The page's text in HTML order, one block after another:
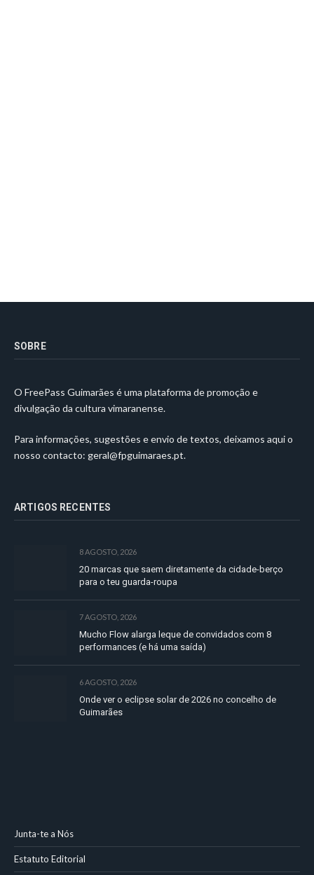
SOBRE
O FreePass Guimarães é uma plataforma de promoção e
divulgação da cultura vimaranense.
Para informações, sugestões e envio de textos, deixamos aqui o
nosso contacto: geral@fpguimaraes.pt.
ARTIGOS RECENTES
8 AGOSTO, 2026
20 marcas que saem diretamente da cidade-berço
para o teu guarda-roupa
7 AGOSTO, 2026
Mucho Flow alarga leque de convidados com 8
performances (e há uma saída)
6 AGOSTO, 2026
Onde ver o eclipse solar de 2026 no concelho de
Guimarães
Junta-te a Nós
Estatuto Editorial